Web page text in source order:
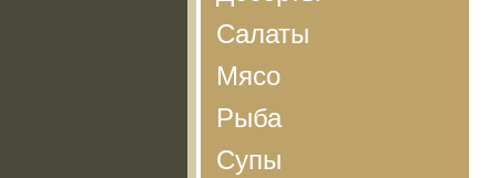
Салаты
Мясо
Рыба
Супы